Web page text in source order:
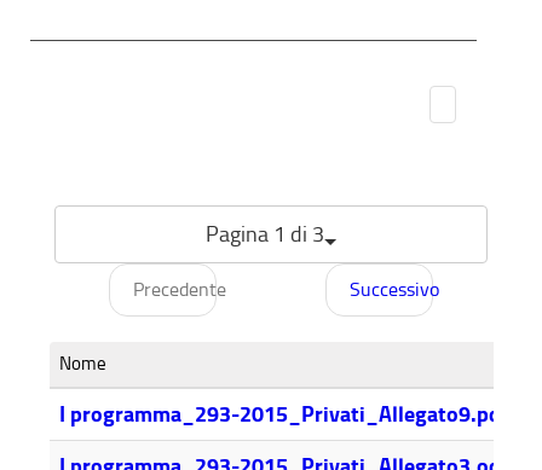
Pagina 1 di 3
Precedente Successivo
Nome
I programma_293-2015_Privati_Allegato9.pdf